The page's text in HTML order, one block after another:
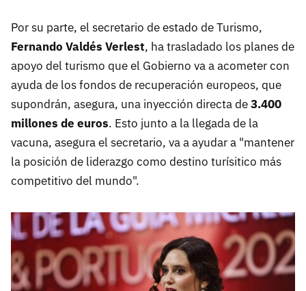
Por su parte, el secretario de estado de Turismo,
Fernando Valdés Verlest, ha trasladado los planes de
apoyo del turismo que el Gobierno va a acometer con
ayuda de los fondos de recuperación europeos, que
supondrán, asegura, una inyección directa de3.400
millones de euros. Esto junto a la llegada de la
vacuna, asegura el secretario, va a ayudar a "mantener
la posición de liderazgo como destino turísitico más
competitivo del mundo".